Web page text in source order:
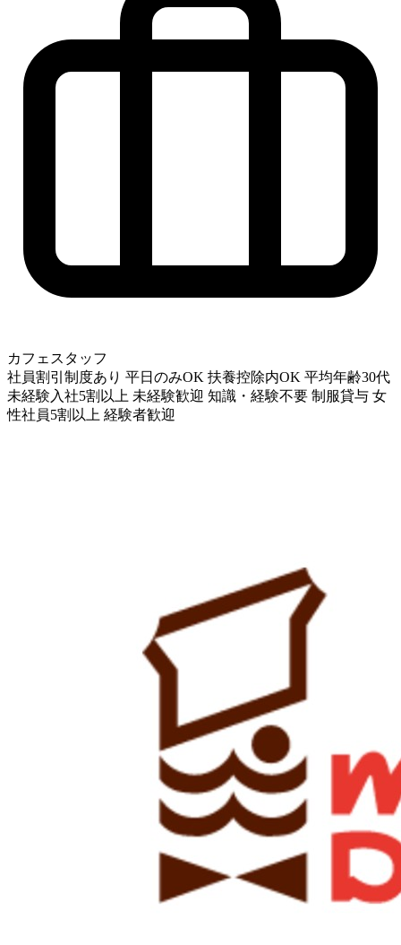
カフェスタッフ
社員割引制度あり 平日のみOK 扶養控除内OK 平均年齢30代
未経験入社5割以上 未経験歓迎 知識・経験不要 制服貸与 女
性社員5割以上 経験者歓迎